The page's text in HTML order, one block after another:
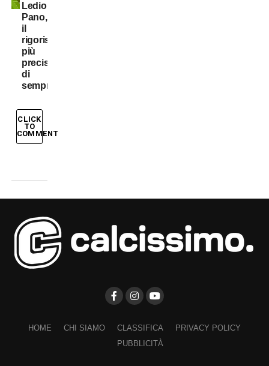
Ledio
Pano,
il
rigorista
più
preciso
di
sempre!
CLICK
TO
COMMENT
HOME CHI SIAMO CLASSIFICA
PRIVACY POLICY
PUBBLICITÀ